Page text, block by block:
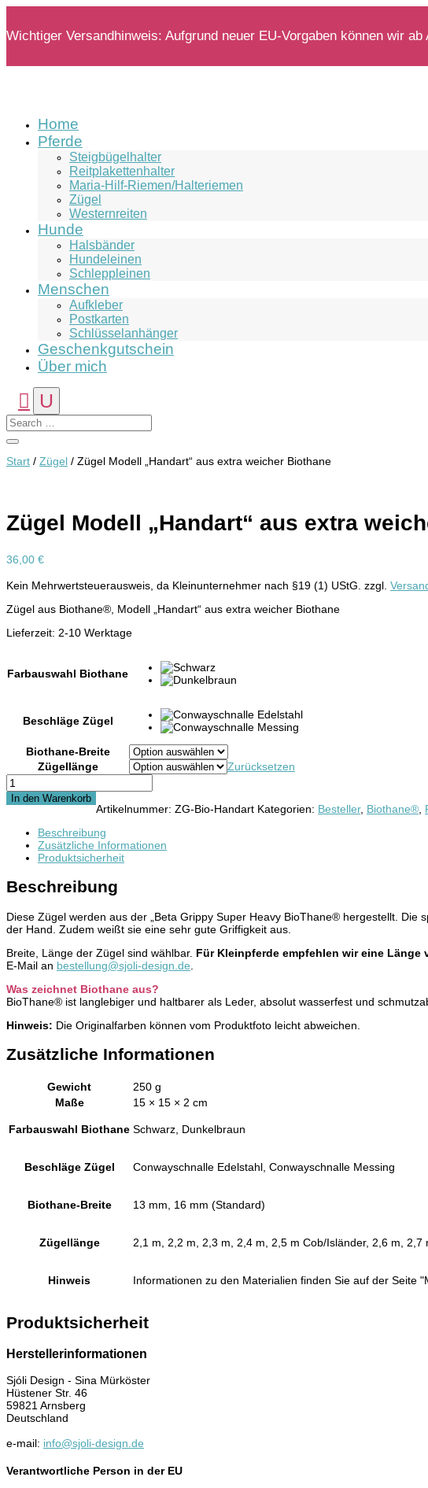
Wichtiger Versandhinweis: Aufgrund neuer EU-Vorgaben können wir
Home
Pferde
Steigbügelhalter
Reitplakettenhalter
Maria-Hilf-Riemen/Halteriemen
Zügel
Westernreiten
Hunde
Halsbänder
Hundeleinen
Schleppleinen
Menschen
Aufkleber
Postkarten
Schlüsselanhänger
Geschenkgutschein
Über mich
Start / Zügel / Zügel Modell „Handart“ aus extra weicher Biothane
Zügel Modell „Handart“ aus extra
36,00 €
Kein Mehrwertsteuerausweis, da Kleinunternehmer nach §19 (1) UStG. zzgl.
Zügel aus Biothane®, Modell „Handart“ aus extra weicher Biothane
Lieferzeit: 2-10 Werktage
Farbauswahl Biothane
Beschläge Zügel
Biothane-Breite
Zügellänge
Zurücksetzen
Zügel
Modell
"Handart"
extra
weicher
Biothane
In den Warenkorb
Artikelnummer: ZG-Bio-Handart Kategorien: Besteller, Biothane®
Beschreibung
Zusätzliche Informationen
Produktsicherheit
Beschreibung
Diese Zügel werden aus der „Beta Grippy Super Heavy BioThane® hergestellt.
der Hand. Zudem weißt sie eine sehr gute Griffigkeit aus.
Breite, Länge der Zügel sind wählbar. Für Kleinpferde empfehlen wir eine Länge
E-Mail an bestellung@sjoli-design.de
Was zeichnet Biothane aus?
BioThane® ist langlebiger und haltbarer als Leder, absolut wasserfest und
Hinweis: Die Originalfarben können vom Produktfoto leicht abweichen.
Zusätzliche Informationen
Gewicht
250 g
Maße
15 × 15 × 2 cm
Farbauswahl Biothane Schwarz, Dunkelbraun
Beschläge Zügel Conwayschnalle Edelstahl, Conwayschnalle Messing
Biothane-Breite 13 mm, 16 mm (Standard)
Zügellänge 2,1 m, 2,2 m, 2,3 m, 2,4 m, 2,5 m Cob/Isländer, 2,6 m,
Hinweis Informationen zu den Materialien finden Sie auf der Seite
Produktsicherheit
Herstellerinformationen
Sjóli Design - Sina Mürköster
Hüstener Str. 46
59821 Arnsberg
Deutschland
e-mail: info@sjoli-design.de
Verantwortliche Person in der EU